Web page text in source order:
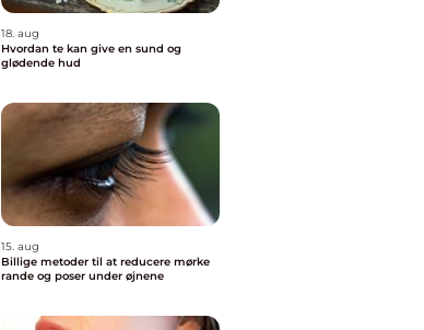
18. aug
Hvordan te kan give en sund og
glødende hud
15. aug
Billige metoder til at reducere mørke
rande og poser under øjnene